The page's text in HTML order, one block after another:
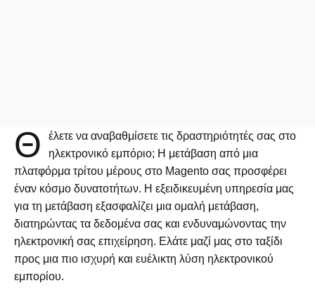
Θ
έλετε να αναβαθμίσετε τις δραστηριότητές σας στο
ηλεκτρονικό εμπόριο; Η μετάβαση από μια
πλατφόρμα τρίτου μέρους στο Magento σας προσφέρει
έναν κόσμο δυνατοτήτων. Η εξειδικευμένη υπηρεσία μας
για τη μετάβαση εξασφαλίζει μια ομαλή μετάβαση,
διατηρώντας τα δεδομένα σας και ενδυναμώνοντας την
ηλεκτρονική σας επιχείρηση. Ελάτε μαζί μας στο ταξίδι
προς μια πιο ισχυρή και ευέλικτη λύση ηλεκτρονικού
εμπορίου.